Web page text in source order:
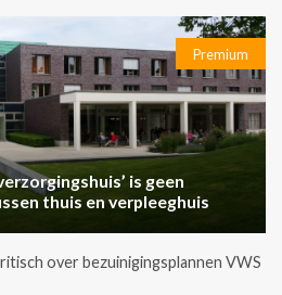
Premium
is geen
thuis en verpleeghuis
over bezuinigingsplannen VWS